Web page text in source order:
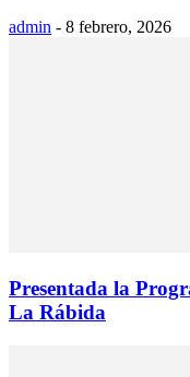
admin - 8 febrero, 2026
Presentada la
La Rábida